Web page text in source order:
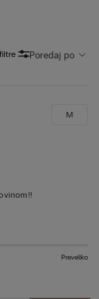
Poredaj po
M
Preveliko